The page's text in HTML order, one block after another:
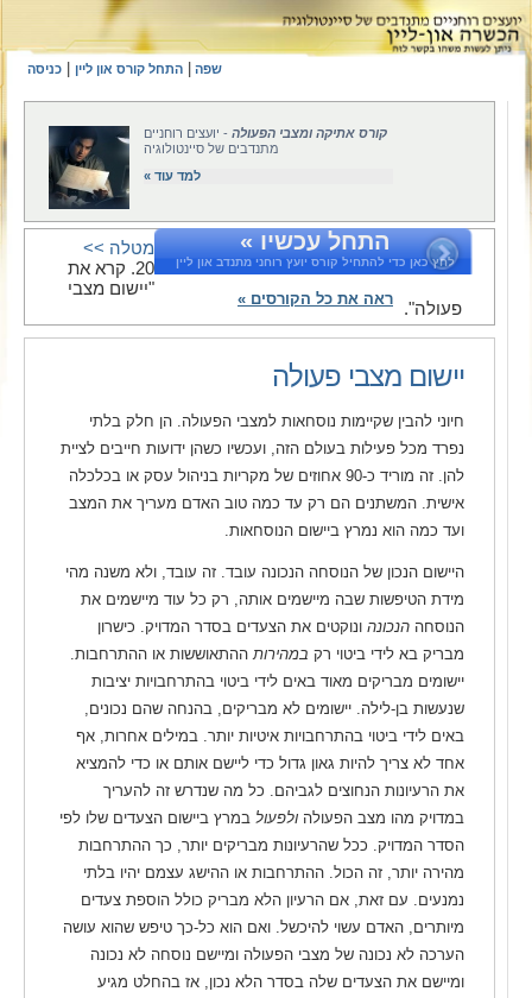
שפה התחל קורס און ליין כניסה
קורס אתיקה ומצבי הפעולה - יועצים רוחניים
מתנדבים של סיינטולוגיה
למד עוד »
התחל עכשיו »
לחץ כאן כדי להתחיל קורס יועץ רוחני מתנדב און ליין
ראה את כל הקורסים »
מטלה >>
20. קרא את
"יישום מצבי
פעולה".
יישום מצבי פעולה
חיוני להבין שקיימות נוסחאות למצבי הפעולה. הן חלק בלתי
נפרד מכל פעילות בעולם הזה, ועכשיו כשהן ידועות חייבים לציית
להן. זה מוריד כ-90 אחוזים של מקריות בניהול עסק או בכלכלה
אישית. המשתנים הם רק עד כמה טוב האדם מעריך את המצב
ועד כמה הוא נמרץ ביישום הנוסחאות.
היישום הנכון של הנוסחה הנכונה עובד. זה עובד, ולא משנה מהי
מידת הטיפשות שבה מיישמים אותה, רק כל עוד מיישמים את
הנוסחה הנכונה ונוקטים את הצעדים בסדר המדויק. כישרון
מבריק בא לידי ביטוי רק במהירות ההתאוששות או ההתרחבות.
יישומים מבריקים מאוד באים לידי ביטוי בהתרחבויות יציבות
שנעשות בן-לילה. יישומים לא מבריקים, בהנחה שהם נכונים,
באים לידי ביטוי בהתרחבויות איטיות יותר. במילים אחרות, אף
אחד לא צריך להיות גאון גדול כדי ליישם אותם או כדי להמציא
את הרעיונות הנחוצים לגביהם. כל מה שנדרש זה להעריך
במדויק מהו מצב הפעולה ולפעול במרץ ביישום הצעדים שלו לפי
הסדר המדויק. ככל שהרעיונות מבריקים יותר, כך ההתרחבות
מהירה יותר, זה הכול. ההתרחבות או ההישג עצמם יהיו בלתי
נמנעים. עם זאת, אם הרעיון הלא מבריק כולל הוספת צעדים
מיותרים, האדם עשוי להיכשל. ואם הוא כל-כך טיפש שהוא עושה
הערכה לא נכונה של מצבי הפעולה ומיישם נוסחה לא נכונה
ומיישם את הצעדים שלה בסדר הלא נכון, אז בהחלט מגיע